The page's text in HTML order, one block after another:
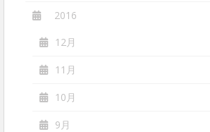
2016
12月
11月
10月
9月